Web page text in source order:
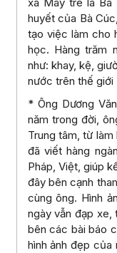
huyết của Bà
tạo việc làm cho
học. Hàng trăm
như: khay, kệ,
nước trên thế giới
* Ông Dương
năm trong đời,
Trung tâm, từ
đã viết hàng
Pháp, Việt, giúp
đây bên cạnh
cùng ông. Hình
ngày vẫn đạp
bên các bài báo
hình ảnh đẹp